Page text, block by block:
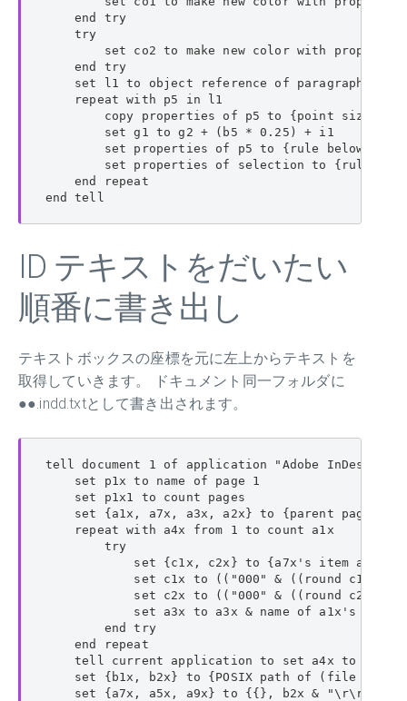
    end try
    try
set co2 to make new color with
    end try
set l1 to object reference of paragraphs of
    repeat with p5 in l1
copy properties of p5 to {point size:b5,
        set g1 to g2 + (b5 * 0.25) + i1
set properties of p5 to {rule below
set properties of selection to {rule
    end repeat
end tell
ID テキストをだいたい
順番に書き出し
テキストボックスの座標を元に左上からテキストを
取得していきます。 ドキュメント同一フォルダに
●●.indd.txtとして書き出されます。
tell document 1 of application "Adobe InDesign
    set p1x to name of page 1
    set p1x1 to count pages
set {a1x, a7x, a3x, a2x} to {parent page of
    repeat with a4x from 1 to count a1x
        try
set {c1x, c2x} to {a7x's item a4x's
set c1x to (("000" & ((round c1x
set c2x to (("000" & ((round c2x
set a3x to a3x & name of a1x's item
        end try
    end repeat
tell current application to set a4x to do
set {b1x, b2x} to {POSIX path of (file path
    set {a7x, a5x, a9x} to {{}, b2x & "\r\r", 0}